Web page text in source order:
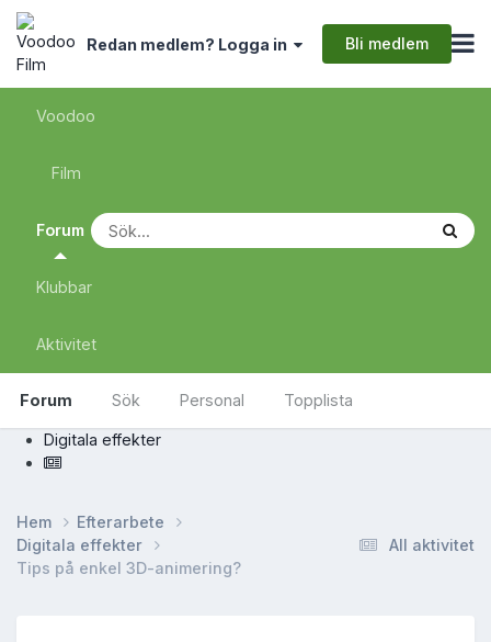
Redan medlem? Logga in Bli medlem
Voodoo
Film
Forum
Forum Sök Personal Topplista
Klubbar
Aktivitet
Digitala effekter
All aktivitet
Hem
Efterarbete
Digitala effekter
Tips på enkel 3D-animering?